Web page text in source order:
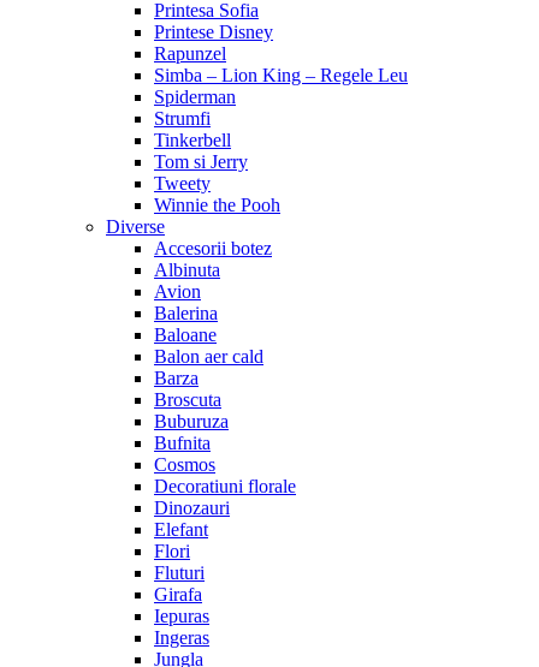
Printesa Sofia
Printese Disney
Rapunzel
Simba – Lion King – Regele Leu
Spiderman
Strumfi
Tinkerbell
Tom si Jerry
Tweety
Winnie the Pooh
Diverse
Accesorii botez
Albinuta
Avion
Balerina
Baloane
Balon aer cald
Barza
Broscuta
Buburuza
Bufnita
Cosmos
Decoratiuni florale
Dinozauri
Elefant
Flori
Fluturi
Girafa
Iepuras
Ingeras
Jungla